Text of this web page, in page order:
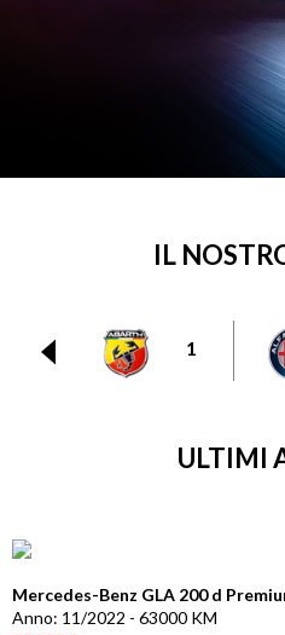
IL
1
ULTIMI
Mercedes-Benz GLA 200 d
Anno: 11/2022 - 63000 KM